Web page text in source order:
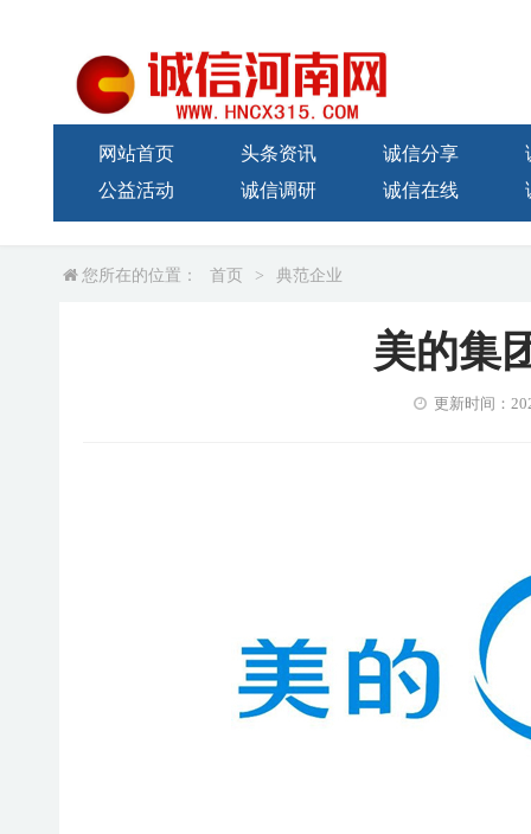
网站首页 头条资讯 诚信分享
公益活动
诚信调研 诚信在线
您所在的位置： 首页 > 典范企业
美的集
更新时间：